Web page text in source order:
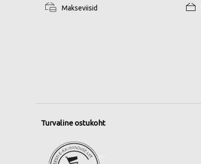
Makseviisid
Turvaline ostukoht